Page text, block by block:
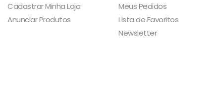
Cadastrar Minha Loja
Anunciar Produtos
Meus Pedidos
Lista de Favoritos
Newsletter